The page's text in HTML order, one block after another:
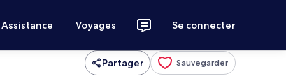
Assistance Voyages Se connecter
Partager Sauvegarder